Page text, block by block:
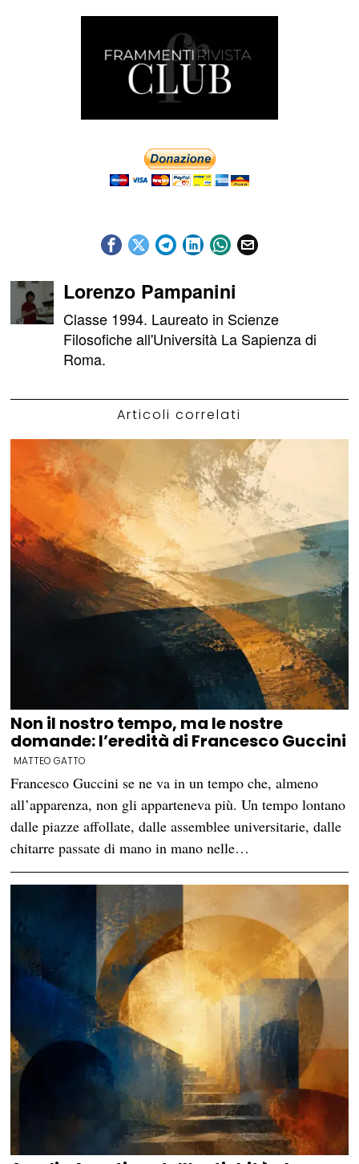
Lorenzo Pampanini
Classe 1994. Laureato in Scienze
Filosofiche all'Università La Sapienza di
Roma.
Articoli correlati
Non il nostro tempo, ma le nostre
domande: l’eredità di Francesco Guccini
MATTEO GATTO
Francesco Guccini se ne va in un tempo che, almeno
all’apparenza, non gli apparteneva più. Un tempo lontano
dalle piazze affollate, dalle assemblee universitarie, dalle
chitarre passate di mano in mano nelle…